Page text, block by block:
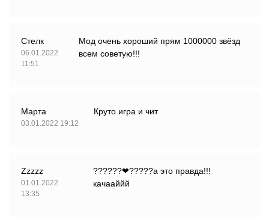
Стелк
06.01.2022
11:51
Мод очень хороший прям 1000000 звёзд
всем советую!!!
Марта
03.01.2022 19:12
Круто игра и чит
Zzzzz
01.01.2022
13:35
??????❤?????а это правда!!!
качааййй